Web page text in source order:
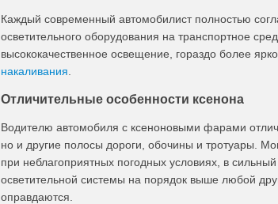
Каждый современный автомобилист полностью
осветительного оборудования на транспортное
высококачественное освещение, гораздо более
накаливания
Отличительные особенности ксенона
Водителю автомобиля с ксеноновыми фарами
но и другие полосы дороги, обочины и тротуары.
при неблагоприятных погодных условиях, в
осветительной системы на порядок выше любой
оправдаются.